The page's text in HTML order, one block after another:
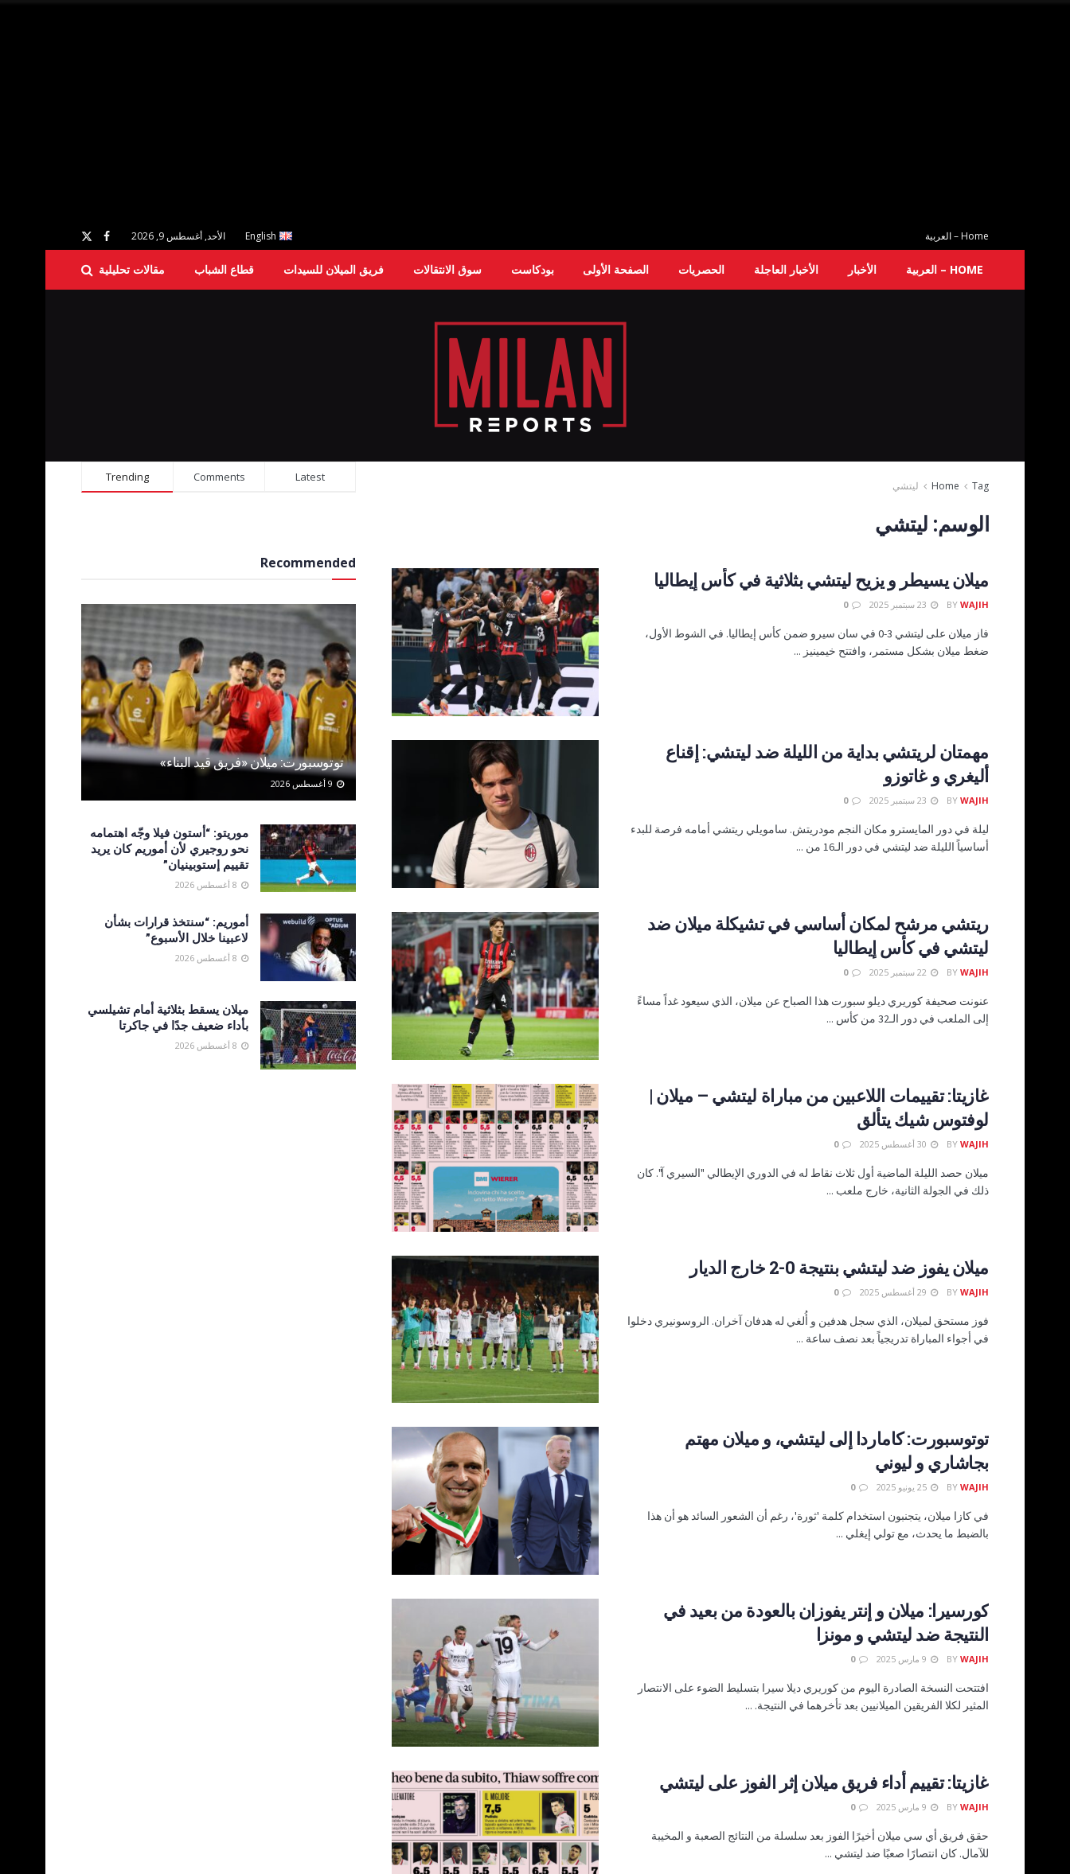
Home – العربية English الأحد, أغسطس 9, 2026
HOME – العربية الأخبار الأخبار العاجلة الحصريات الصفحة الأولى بودكاست سوق الانتقالات فريق الميلان للسيدات قطاع الشباب مقالات تحليلية
Home Tag ليتشي
الوسم: ليتشي
ميلان يسيطر و يزيح ليتشي بثلاثية في كأس إيطاليا
BY WAJIH
0
فاز ميلان على ليتشي 3-0 في سان سيرو ضمن كأس إيطاليا. في الشوط الأول،
ضغط ميلان بشكل مستمر، وافتتح خيمينيز ...
مهمتان لريتشي بداية من الليلة ضد ليتشي: إقناع
أليغري و غاتوزو
BY WAJIH
0
ليلة في دور المايسترو مكان النجم مودريتش. سامويلي ريتشي أمامه فرصة للبدء
أساسياً الليلة ضد ليتشي في دور الـ16 من ...
ريتشي مرشح لمكان أساسي في تشيكلة ميلان ضد
ليتشي في كأس إيطاليا
BY WAJIH
0
عنونت صحيفة كوريري ديلو سبورت هذا الصباح عن ميلان، الذي سيعود غداً مساءً
إلى الملعب في دور الـ32 من كأس ...
غازيتا: تقييمات اللاعبين من مباراة ليتشي – ميلان |
لوفتوس شيك يتألق
BY WAJIH
0
ميلان حصد الليلة الماضية أول ثلاث نقاط له في الدوري الإيطالي "السيري آ". كان
ذلك في الجولة الثانية، خارج ملعب ...
ميلان يفوز ضد ليتشي بنتيجة 0-2 خارج الديار
BY WAJIH
0
فوز مستحق لميلان، الذي سجل هدفين و أُلغي له هدفان آخران. الروسونيري دخلوا
في أجواء المباراة تدريجياً بعد نصف ساعة ...
توتوسبورت: كاماردا إلى ليتشي، و ميلان مهتم
بجاشاري و ليوني
BY WAJIH
0
في كازا ميلان، يتجنبون استخدام كلمة 'ثورة'، رغم أن الشعور السائد هو أن هذا
بالضبط ما يحدث، مع تولي إيغلي ...
كورسيرا: ميلان و إنتر يفوزان بالعودة من بعيد في
النتيجة ضد ليتشي و مونزا
BY WAJIH
0
افتتحت النسخة الصادرة اليوم من كوريري ديلا سيرا بتسليط الضوء على الانتصار
المثير لكلا الفريقين الميلانيين بعد تأخرهما في النتيجة. ...
غازيتا: تقييم أداء فريق ميلان إثر الفوز على ليتشي
BY WAJIH
0
حقق فريق أي سي ميلان أخيرًا الفوز بعد سلسلة من النتائج الصعبة و المخيبة
للآمال. كان انتصارًا صعبًا ضد ليتشي ...
Trending Comments Latest
Recommended
توتوسبورت: ميلان «فريق قيد البناء»
موريتو: “أستون فيلا وجّه اهتمامه
نحو روجيري لأن أموريم كان يريد
تقييم إستوبينيان”
أموريم: “سنتخذ قرارات بشأن
لاعبينا خلال الأسبوع”
ميلان يسقط بثلاثية أمام تشيلسي
بأداء ضعيف جدًا في جاكرتا